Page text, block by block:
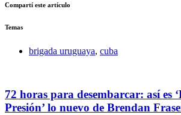
Compartí este artículo
Temas
brigada uruguaya, cuba
72 horas para desembarcar: así es
Presión’ lo nuevo de Brendan